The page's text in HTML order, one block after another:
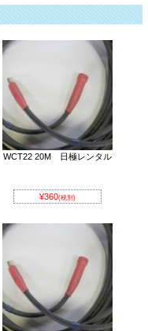
WCT22 20M 日極レンタル
¥360(税別)